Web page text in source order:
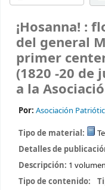
¡Hosanna! :
del general
primer
(1820 -20 de
a la
Por: Asociación
Tipo de material:
Detalles de
Descripción: 1
Tipo de contenido: